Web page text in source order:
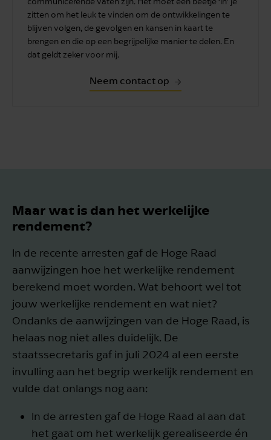
zitten om het leuk te vinden om de ontwikkelingen te
blijven volgen, de gevolgen en kansen in kaart te
brengen en die op een begrijpelijke manier te delen. En
dat geldt zeker voor mij.
Neem contact op
Maar wat is dan het werkelijke
rendement?
In de recente arresten gaf de Hoge Raad
aanwijzingen hoe het werkelijke rendement
berekend moet worden. Wat behoort wel tot
jouw werkelijke rendement en wat niet?
Ondanks de aanwijzingen van de Hoge Raad, is
helaas nog niet alles duidelijk. De
staatssecretaris gaf in juli 2024 al een eerste
invulling aan het begrip werkelijk rendement en
vulde dat onlangs nog aan:
In de arresten gaf de Hoge Raad al aan dat
het gaat om het werkelijk gerealiseerde én